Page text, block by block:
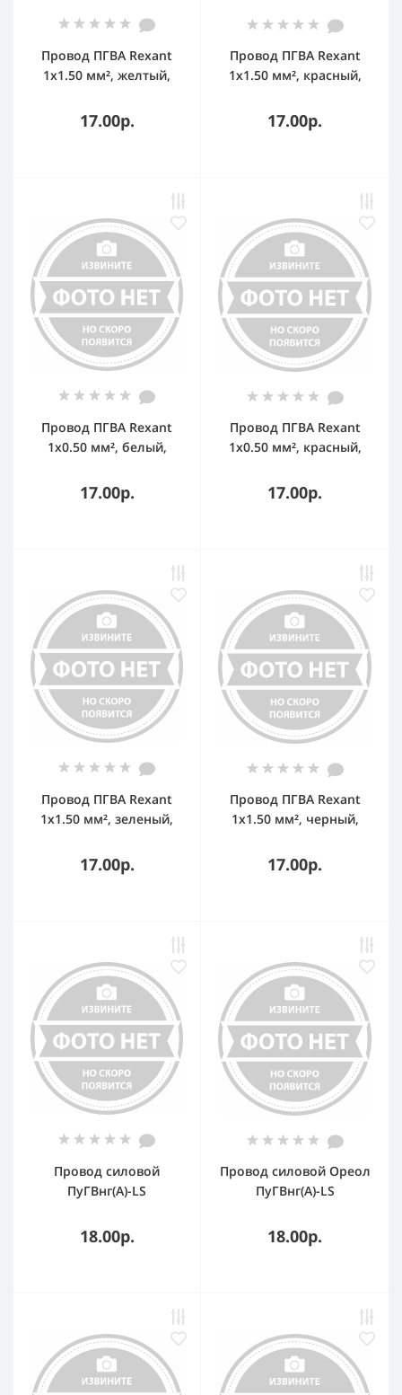
Провод ПГВА Rexant
1х1.50 мм², желтый,
17.00р.
Провод ПГВА Rexant
1х1.50 мм², красный,
17.00р.
Провод ПГВА Rexant
1х0.50 мм², белый,
17.00р.
Провод ПГВА Rexant
1х0.50 мм², красный,
17.00р.
Провод ПГВА Rexant
1х1.50 мм², зеленый,
17.00р.
Провод ПГВА Rexant
1х1.50 мм², черный,
17.00р.
Провод силовой
ПуГВнг(А)-LS
18.00р.
Провод силовой Ореол
ПуГВнг(А)-LS
ТРТС
18.00р.